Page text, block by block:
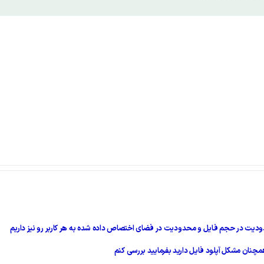
در حجم فایل و محدودیت در فضای اختصاص داده شده به هر کاربر رو نیز داریم
مشکل آپلود فایل دارید بفرمایید بررسی کنم